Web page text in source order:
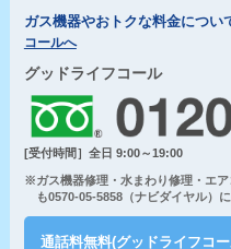
ガス機器やおトクな料金につい
コールへ
グッドライフコール
[受付時間］全日 9:00～19:00
※ガス機器修理・水まわり修理・エア
も0570-05-5858（ナビダイヤル）
通話料無料(グッドライフコ